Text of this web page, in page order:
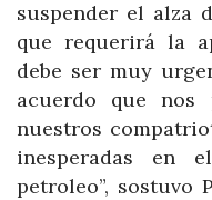
suspender el alza
que requerirá la
debe ser muy
acuerdo que nos
nuestros
inesperadas
petroleo”, sostuvo